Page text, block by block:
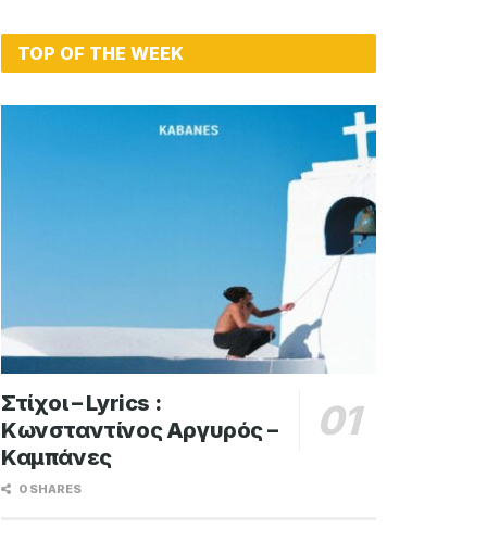
TOP OF THE WEEK
Στίχοι – Lyrics :
Κωνσταντίνος Αργυρός –
Καμπάνες
0 SHARES